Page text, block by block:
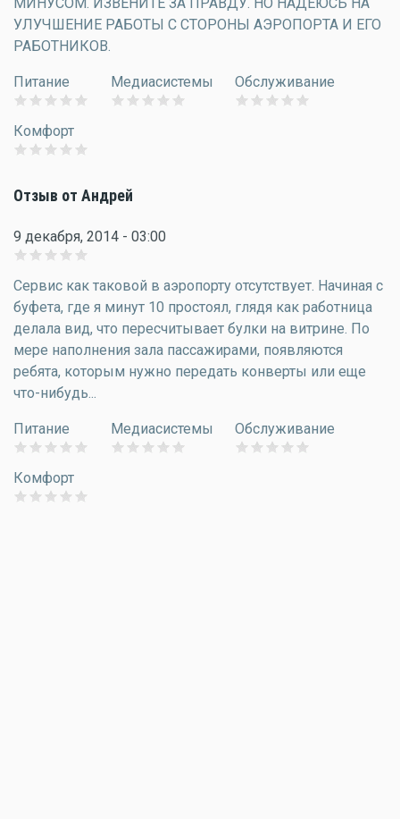
УЛУЧШЕНИЕ РАБОТЫ С СТОРОНЫ АЭРОПОРТА И ЕГО
РАБОТНИКОВ.
Питание Медиасистемы Обслуживание
Комфорт
Отзыв от Андрей
9 декабря, 2014 - 03:00
Сервис как таковой в аэропорту отсутствует. Начиная с
буфета, где я минут 10 простоял, глядя как работница
делала вид, что пересчитывает булки на витрине. По
мере наполнения зала пассажирами, появляются
ребята, которым нужно передать конверты или еще
что-нибудь...
Питание Медиасистемы Обслуживание
Комфорт